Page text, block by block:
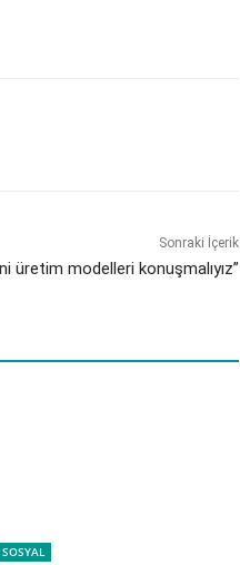
Sonraki İçerik
üretim modelleri konuşmalıyız”
SOSYAL